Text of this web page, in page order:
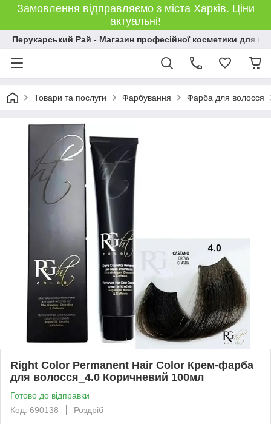
Замовлення відправляємо з міста Харків. Ціни
актуальні!
Перукарський Рай - Магазин професійної косметики для
Товари та послуги Фарбування Фарба для волосся
Right Color Permanent Hair Color Крем-фарба
для волосся_4.0 Коричневий 100мл
Готово до відправки
Код: 690138
Роздріб